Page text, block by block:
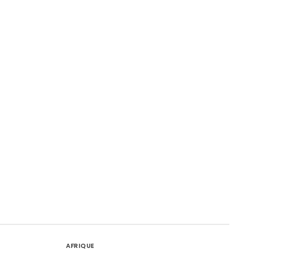
AFRIQUE